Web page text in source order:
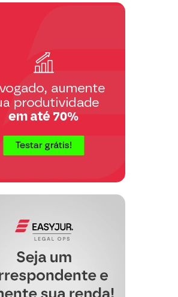
empregados a realização da
e Dirceu Cândido da Silva,
já decidiu a mesma Juíza
sentença:
existente labor extrordinário,
suficientemente
o fato não nulifica a
em sobrejornada não era
desenvolvido durante
de tempo. Tenha-se
da prática, em face do
cláusula 19ª, parágrafo 1º, do
DE ACORDO
cautelarmente, nem se
pela necessidade de acordo
pois tal formalidade é
uma vez que se trata de